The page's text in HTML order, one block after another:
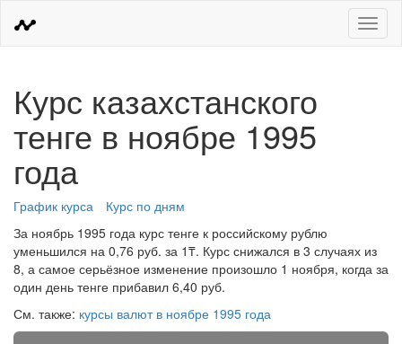
Меню
Курс казахстанского
тенге в ноябре 1995
года
График курса
Курс по дням
За ноябрь 1995 года курс тенге к российскому рублю
уменьшился на 0,76 руб. за 1₸. Курс снижался в 3 случаях из
8, а самое серьёзное изменение произошло 1 ноября, когда за
один день тенге прибавил 6,40 руб.
См. также: курсы валют в ноябре 1995 года